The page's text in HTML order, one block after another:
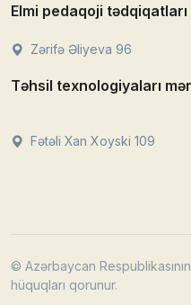
Elmi pedaqoji
Zərifə Əliyeva 96
Təhsil texnologiyaları
Fətəli Xan Xoyski 109
© Azərbaycan
hüquqları qorunur.